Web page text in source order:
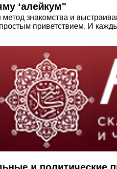
‘алейкум"
знакомства и
приветствием. И